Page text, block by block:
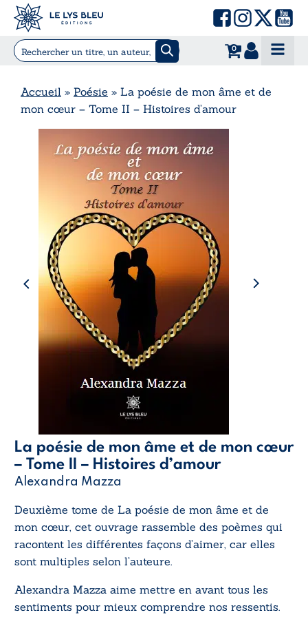
0
Accueil » Poésie » La poésie de mon âme et de
mon cœur – Tome II – Histoires d’amour
La poésie de mon âme et de mon cœur
– Tome II – Histoires d’amour
Alexandra Mazza
Deuxième tome de La poésie de mon âme et de
mon cœur, cet ouvrage rassemble des poèmes qui
racontent les différentes façons d’aimer, car elles
sont multiples selon l’auteure.
Alexandra Mazza aime mettre en avant tous les
sentiments pour mieux comprendre nos ressentis.